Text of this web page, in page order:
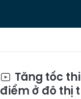
Tăng tốc
điểm ở đô thị